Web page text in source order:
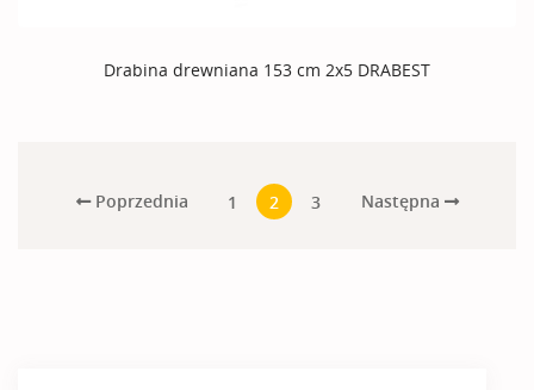
Drabina drewniana 153 cm 2x5 DRABEST
Poprzednia 1 2 3 Następna